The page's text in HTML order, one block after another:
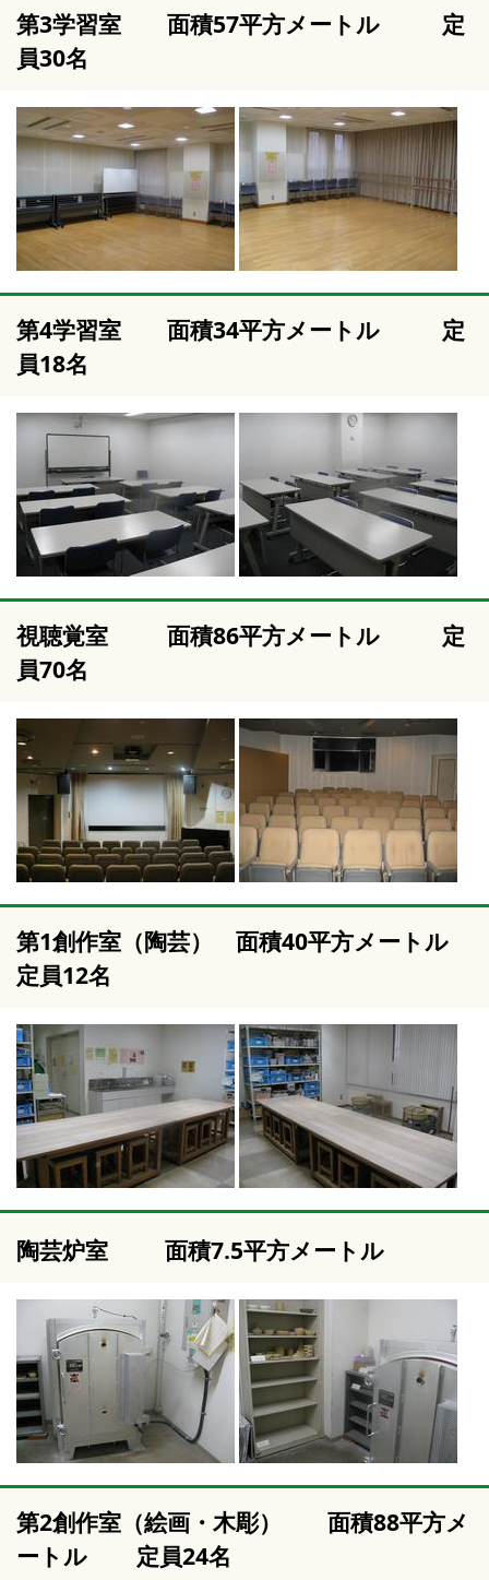
第3学習室 面積57平方メートル 定
員30名
第4学習室 面積34平方メートル 定
員18名
視聴覚室 面積86平方メートル 定
員70名
第1創作室（陶芸） 面積40平方メートル
定員12名
陶芸炉室 面積7.5平方メートル
第2創作室（絵画・木彫） 面積88平方メ
ートル 定員24名